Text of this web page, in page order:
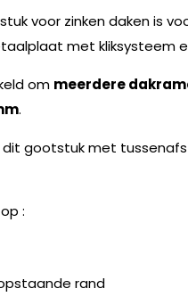
voor zinken daken is
met kliksysteem
om meerdere
.
dit gootstuk met
:
rand